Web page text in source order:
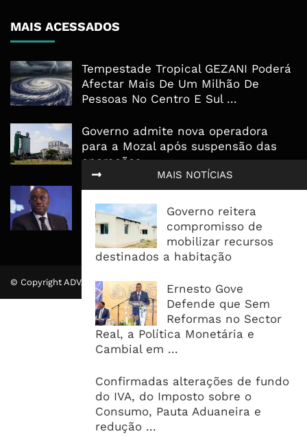
MAIS NOTÍCIAS
Governo reitera
compromisso de
mobilizar recursos
destinados a habitação
Ernesto Gove
Defende que Sem
Reformas no Sector
Real, a Política Monetária e
Cambial em ...
Confirmadas alterações de fundo
do IVA, do Imposto sobre o
Consumo, Pauta Aduaneira e
redução ...
MAIS ACESSADOS
Tempestade Tropical GEZANI Poderá
Afectar Mais De Um Milhão De
Pessoas No Centro E Sul ...
Governo admite nova operadora
para a Mozal após suspensão das
operações
CEO do Standard Bank pede ao
Governo que “saia do caminho” e
facilite os negócios
© Copyright ADVALUE. Todos Direitos Reservados.